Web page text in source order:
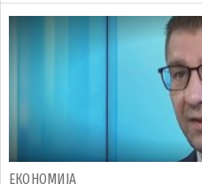
ЕКОНОМИЈА